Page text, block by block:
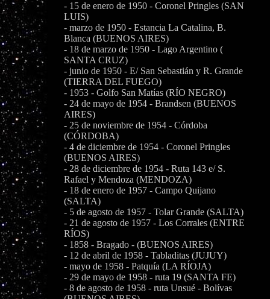
- 15 de enero de 1950 - Coronel Pringles (SAN
LUIS)
- marzo de 1950 - Estancia La Catalina, B.
Blanca (BUENOS AIRES)
- 18 de marzo de 1950 - Lago Argentino (
SANTA CRUZ)
- junio de 1950 - E/ San Sebastián y R. Grande
(TIERRA DEL FUEGO)
- 1953 - Golfo San Matías (RÍO NEGRO)
- 24 de mayo de 1954 - Brandsen (BUENOS
AIRES)
- 25 de noviembre de 1954 - Córdoba
(CÓRDOBA)
- 4 de diciembre de 1954 - Coronel Pringles
(BUENOS AIRES)
- 28 de diciembre de 1954 - Ruta 143 e/ S.
Rafael y Mendoza (MENDOZA)
- 18 de enero de 1957 - Campo Quijano
(SALTA)
- 5 de agosto de 1957 - Tolar Grande (SALTA)
- 21 de agosto de 1957 - Los Corrales (ENTRE
RÍOS)
- 1858 - Bragado - (BUENOS AIRES)
- 12 de abril de 1958 - Tabladitas (JUJUY)
- mayo de 1958 - Patquía (LA RÍOJA)
- 29 de mayo de 1958 - ruta 19 (SANTA FE)
- 8 de agosto de 1958 - ruta Unsué - Bolívas